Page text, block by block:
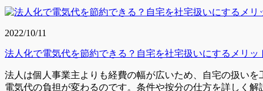
2022/10/11
法人化で電気代を節約できる？自宅を社宅扱いにするメリ
法人は個人事業主よりも経費の幅が広いため、自宅の扱い
電気代の負担が変わるのです。条件や按分の仕方を詳しく